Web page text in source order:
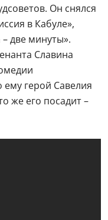
Он снялся
в Кабуле»,
две минуты».
Славина
ему герой Савелия
же его посадит –